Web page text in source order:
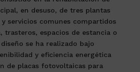
en desuso, de tres plantas
y servicios comunes compartidos
trasteros, espacios de estancia o
se ha realizado bajo
y eficiencia energética
de placas fotovoltaicas para